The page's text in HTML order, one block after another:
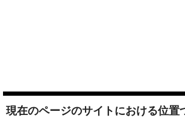
現在のページのサイトにおける位置